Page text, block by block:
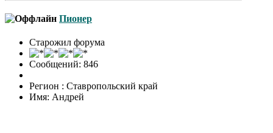
Пионер
Старожил форума
Сообщений: 846
Регион : Ставропольский край
Имя: Андрей